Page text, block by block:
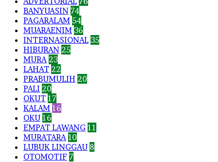
BANYUASIN 74
PAGARALAM 54
MUARAENIM 36
INTERNASIONAL 35
HIBURAN 25
MURA 23
LAHAT 22
PRABUMULIH 20
PALI 20
OKUT 17
KALAM 16
OKU 16
EMPAT LAWANG 11
MURATARA 10
LUBUK LINGGAU 8
OTOMOTIF 7